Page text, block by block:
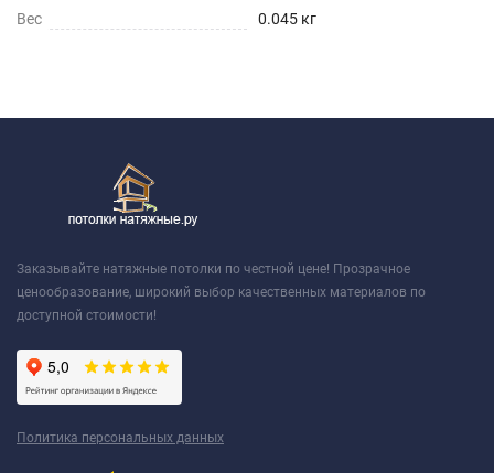
Вес 0.045 кг
Заказывайте натяжные потолки по честной цене! Прозрачное
ценообразование, широкий выбор качественных материалов по
доступной стоимости!
Политика персональных данных